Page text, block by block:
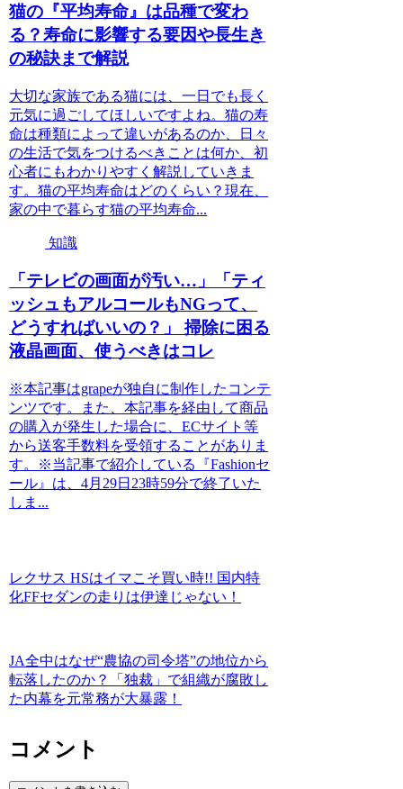
猫の『平均寿命』は品種で変わ
る？寿命に影響する要因や長生き
の秘訣まで解説
大切な家族である猫には、一日でも長く
元気に過ごしてほしいですよね。猫の寿
命は種類によって違いがあるのか、日々
の生活で気をつけるべきことは何か、初
心者にもわかりやすく解説していきま
す。猫の平均寿命はどのくらい？現在、
家の中で暮らす猫の平均寿命...
知識
「テレビの画面が汚い…」「ティ
ッシュもアルコールもNGって、
どうすればいいの？」 掃除に困る
液晶画面、使うべきはコレ
※本記事はgrapeが独自に制作したコンテ
ンツです。また、本記事を経由して商品
の購入が発生した場合に、ECサイト等
から送客手数料を受領することがありま
す。※当記事で紹介している『Fashionセ
ール』は、4月29日23時59分で終了いた
しま...
レクサス HSはイマこそ買い時!! 国内特
化FFセダンの走りは伊達じゃない！
JA全中はなぜ“農協の司令塔”の地位から
転落したのか？「独裁」で組織が腐敗し
た内幕を元常務が大暴露！
コメント